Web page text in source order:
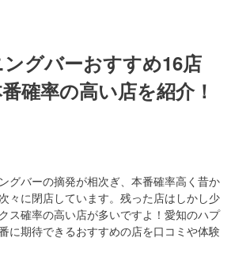
グバーおすすめ16店
確率の高い店を紹介！
グバーの摘発が相次ぎ、本番確率高く昔か
々に閉店しています。残った店はしかし少
ス確率の高い店が多いですよ！愛知のハプ
に期待できるおすすめの店を口コミや体験